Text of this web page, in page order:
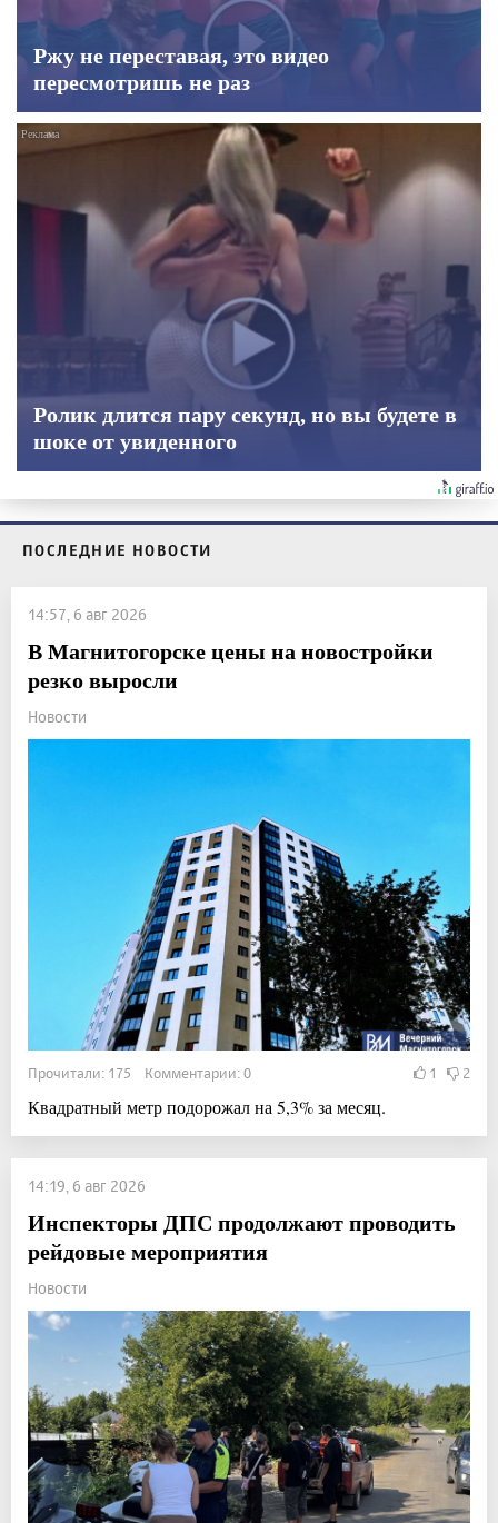
Ржу не переставая, это видео
пересмотришь не раз
Ролик длится пару секунд, но вы будете в
шоке от увиденного
ПОСЛЕДНИЕ НОВОСТИ
14:57, 6 авг 2026
В Магнитогорске цены на новостройки
резко выросли
Новости
Прочитали: 175 Комментарии: 0 1 2
Квадратный метр подорожал на 5,3% за месяц.
14:19, 6 авг 2026
Инспекторы ДПС продолжают проводить
рейдовые мероприятия
Новости